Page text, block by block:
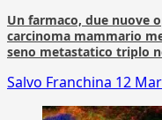
Un farmaco, due nuove
carcinoma mammario
seno metastatico triplo
Salvo Franchina 12